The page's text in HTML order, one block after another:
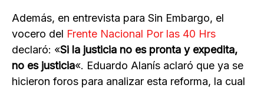
Además, en entrevista para Sin Embargo, el
vocero del Frente Nacional Por las 40 Hrs
declaró: «Si la justicia no es pronta y expedita,
no es justicia«. Eduardo Alanís aclaró que ya se
hicieron foros para analizar esta reforma, la cual